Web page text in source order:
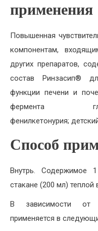
применения
Повышенная
компонентам,
других препаратов,
состав Ринзасип®
функции печени и
фермента
фенилкетонурия;
Способ
Внутрь. Содержимое
стакане (200 мл)
В зависимости от
применяется в